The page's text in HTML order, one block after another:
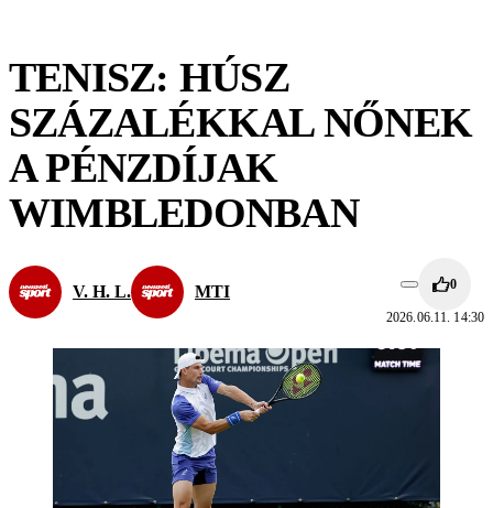
TENISZ: HÚSZ
SZÁZALÉKKAL NŐNEK
A PÉNZDÍJAK
WIMBLEDONBAN
V. H. L. MTI 0
2026.06.11. 14:30